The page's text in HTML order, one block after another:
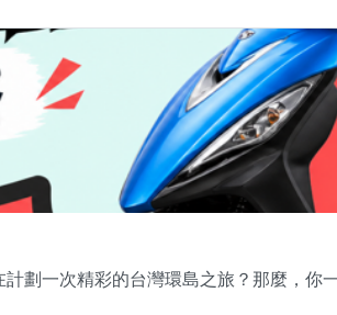
劃一次精彩的台灣環島之旅？那麼，你